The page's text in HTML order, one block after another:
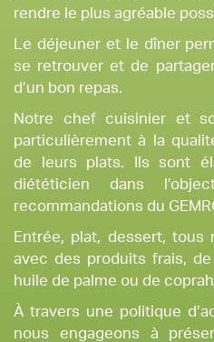
rendre le plus agréable
Le déjeuner et le dîner
se retrouver et de
d’un bon repas.
Notre chef cuisinier et
particulièrement à la
de leurs plats. Ils sont
diététicien dans
recommandations du
Entrée, plat, dessert, tous
avec des produits frais, de
huile de palme ou de
À travers une politique
nous engageons à